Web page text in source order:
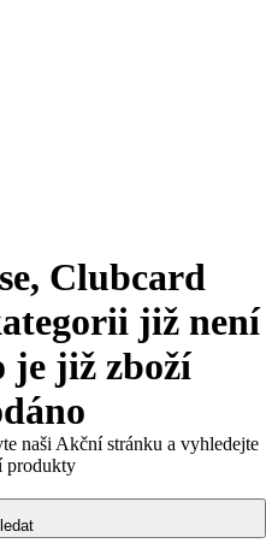
Clubcard
již není
je již zboží
naši Akční stránku a vyhledejte
produkty